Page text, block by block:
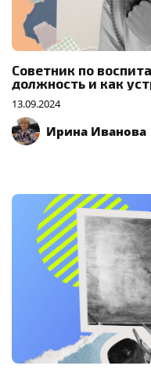
Советник по
должность и как
13.09.2024
Ирина Иванова